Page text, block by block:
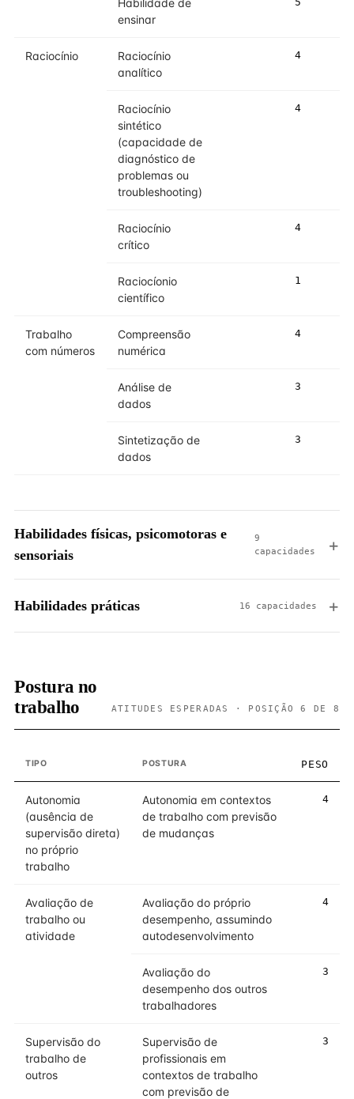
Habilidade de
ensinar
Raciocínio
Raciocínio
analítico
4
Raciocínio
sintético
(capacidade de
diagnóstico de
problemas ou
troubleshooting)
4
Raciocínio
crítico
4
Raciocíonio
científico
1
Trabalho
com números
Compreensão
numérica
4
Análise de
dados
3
Sintetização de
dados
3
Habilidades físicas, psicomotoras e
sensoriais
9
capacidades
Habilidades práticas 16 capacidades
Postura no
trabalho
ATITUDES ESPERADAS · POSIÇÃO 6 DE 8
TIPO POSTURA PESO
Autonomia
(ausência de
supervisão direta)
no próprio
trabalho
Autonomia em contextos
de trabalho com previsão
de mudanças
4
Avaliação de
trabalho ou
atividade
Avaliação do próprio
desempenho, assumindo
autodesenvolvimento
4
Avaliação do
desempenho dos outros
trabalhadores
3
Supervisão do
trabalho de
outros
Supervisão de
profissionais em
contextos de trabalho
com previsão de
3